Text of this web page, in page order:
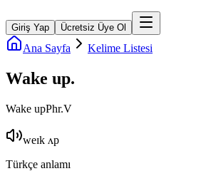
Giriş Yap Ücretsiz Üye Ol
Ana Sayfa Kelime Listesi
Wake up.
Wake upPhr.V
weɪk ʌp
Türkçe anlamı